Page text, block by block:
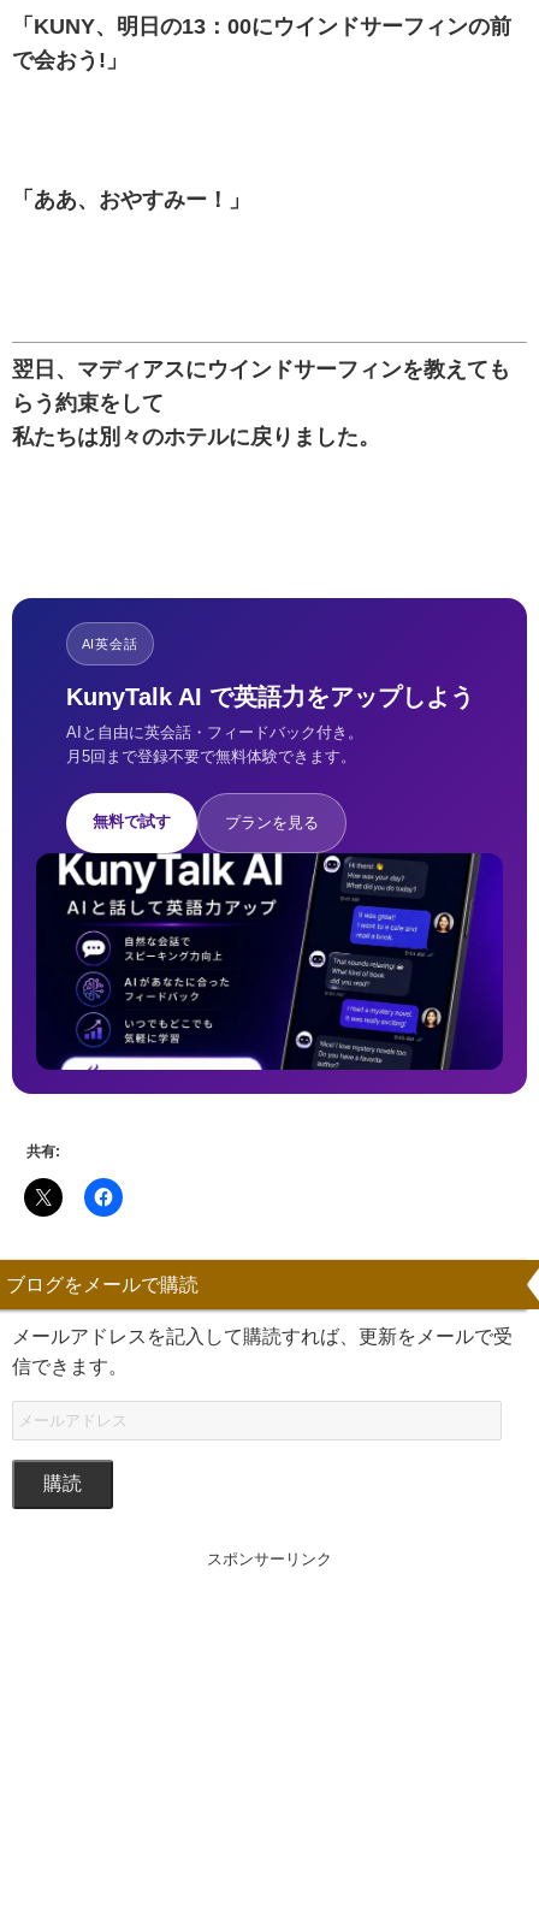
「KUNY、明日の13：00にウインドサーフィンの前
で会おう!」
「ああ、おやすみー！」
翌日、マディアスにウインドサーフィンを教えても
らう約束をして
私たちは別々のホテルに戻りました。
AI英会話
KunyTalk AI で英語力をアップしよう
AIと自由に英会話・フィードバック付き。
月5回まで登録不要で無料体験できます。
無料で試す プランを見る
共有:
ブログをメールで購読
メールアドレスを記入して購読すれば、更新をメールで受
信できます。
購読
スポンサーリンク